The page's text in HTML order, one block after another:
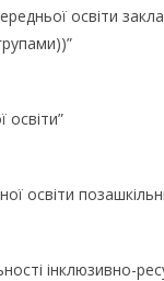
освіти
освіти”
освіти
інклюзивно-